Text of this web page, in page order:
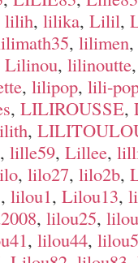
lilih, lilika, Lilil,
, lilimen,
Lilinou, lilinoutte
, lilipop, lili-
, LILIROUSSE,
,
, lille59, Lillee,
, lilo27, lilo2b,
, lilou1, Lilou13,
, lilou25,
, lilou44,